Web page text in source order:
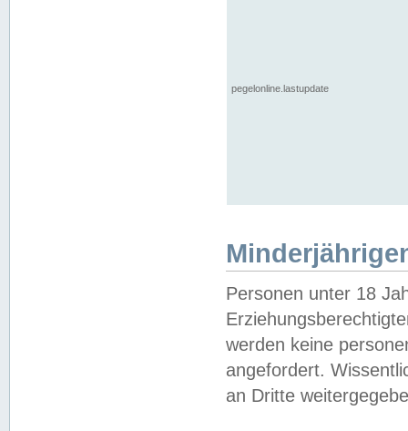
pegelonline.lastupdate
Personen unter 18
werden keine
angefordert.
an Dritte